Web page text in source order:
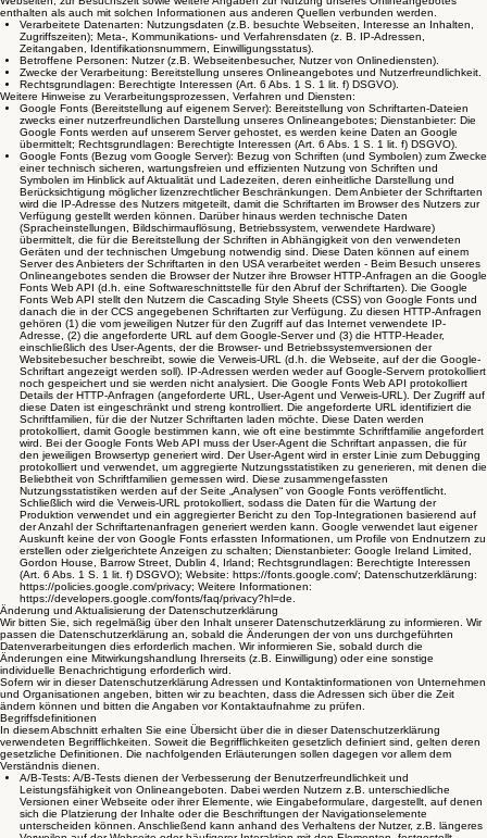
enthalten als auch mit solchen Informationen aus anderen Quellen verbunden werden.
Verarbeitete Datenarten: Nutzungsdaten (z.B. besuchte Webseiten, Interesse an Inhalten,
Zugriffszeiten); Meta-, Kommunikations- und Verfahrensdaten (z. B. IP-Adressen,
Zeitangaben, Identifikationsnummern, Einwilligungsstatus).
Betroffene Personen: Nutzer (z.B. Webseitenbesucher, Nutzer von Onlinediensten).
Zwecke der Verarbeitung: Bereitstellung unseres Onlineangebotes und Nutzerfreundlichkeit.
Rechtsgrundlagen: Berechtigte Interessen (Art. 6 Abs. 1 S. 1 lit. f) DSGVO).
Weitere Hinweise zu Verarbeitungsprozessen, Verfahren und Diensten:
Google Fonts (Bereitstellung auf eigenem Server): Bereitstellung von Schriftarten-Dateien
zwecks einer nutzerfreundlichen Darstellung unseres Onlineangebotes; Dienstanbieter: Die
Google Fonts werden auf unserem Server gehostet, es werden keine Daten an Google
übermittelt; Rechtsgrundlagen: Berechtigte Interessen (Art. 6 Abs. 1 S. 1 lit. f) DSGVO).
Google Fonts (Bezug vom Google Server): Bezug von Schriften (und Symbolen) zum Zwecke
einer technisch sicheren, wartungsfreien und effizienten Nutzung von Schriften und
Symbolen im Hinblick auf Aktualität und Ladezeiten, deren einheitliche Darstellung und
Berücksichtigung möglicher lizenzrechtlicher Beschränkungen. Dem Anbieter der Schriftarten
wird die IP-Adresse des Nutzers mitgeteilt, damit die Schriftarten im Browser des Nutzers zur
Verfügung gestellt werden können. Darüber hinaus werden technische Daten
(Spracheinstellungen, Bildschirmauflösung, Betriebssystem, verwendete Hardware)
übermittelt, die für die Bereitstellung der Schriften in Abhängigkeit von den verwendeten
Geräten und der technischen Umgebung notwendig sind. Diese Daten können auf einem
Server des Anbieters der Schriftarten in den USA verarbeitet werden - Beim Besuch unseres
Onlineangebotes senden die Browser der Nutzer ihre Browser HTTP-Anfragen an die Google
Fonts Web API (d.h. eine Softwareschnittstelle für den Abruf der Schriftarten). Die Google
Fonts Web API stellt den Nutzern die Cascading Style Sheets (CSS) von Google Fonts und
danach die in der CCS angegebenen Schriftarten zur Verfügung. Zu diesen HTTP-Anfragen
gehören (1) die vom jeweiligen Nutzer für den Zugriff auf das Internet verwendete IP-
Adresse, (2) die angeforderte URL auf dem Google-Server und (3) die HTTP-Header,
einschließlich des User-Agents, der die Browser- und Betriebssystemversionen der
Websitebesucher beschreibt, sowie die Verweis-URL (d.h. die Webseite, auf der die Google-
Schriftart angezeigt werden soll). IP-Adressen werden weder auf Google-Servern protokolliert
noch gespeichert und sie werden nicht analysiert. Die Google Fonts Web API protokolliert
Details der HTTP-Anfragen (angeforderte URL, User-Agent und Verweis-URL). Der Zugriff auf
diese Daten ist eingeschränkt und streng kontrolliert. Die angeforderte URL identifiziert die
Schriftfamilien, für die der Nutzer Schriftarten laden möchte. Diese Daten werden
protokolliert, damit Google bestimmen kann, wie oft eine bestimmte Schriftfamilie angefordert
wird. Bei der Google Fonts Web API muss der User-Agent die Schriftart anpassen, die für
den jeweiligen Browsertyp generiert wird. Der User-Agent wird in erster Linie zum Debugging
protokolliert und verwendet, um aggregierte Nutzungsstatistiken zu generieren, mit denen die
Beliebtheit von Schriftfamilien gemessen wird. Diese zusammengefassten
Nutzungsstatistiken werden auf der Seite „Analysen“ von Google Fonts veröffentlicht.
Schließlich wird die Verweis-URL protokolliert, sodass die Daten für die Wartung der
Produktion verwendet und ein aggregierter Bericht zu den Top-Integrationen basierend auf
der Anzahl der Schriftartenanfragen generiert werden kann. Google verwendet laut eigener
Auskunft keine der von Google Fonts erfassten Informationen, um Profile von Endnutzern zu
erstellen oder zielgerichtete Anzeigen zu schalten; Dienstanbieter: Google Ireland Limited,
Gordon House, Barrow Street, Dublin 4, Irland; Rechtsgrundlagen: Berechtigte Interessen
(Art. 6 Abs. 1 S. 1 lit. f) DSGVO); Website: https://fonts.google.com/; Datenschutzerklärung:
https://policies.google.com/privacy; Weitere Informationen:
https://developers.google.com/fonts/faq/privacy?hl=de.
Änderung und Aktualisierung der Datenschutzerklärung
Wir bitten Sie, sich regelmäßig über den Inhalt unserer Datenschutzerklärung zu informieren. Wir
passen die Datenschutzerklärung an, sobald die Änderungen der von uns durchgeführten
Datenverarbeitungen dies erforderlich machen. Wir informieren Sie, sobald durch die
Änderungen eine Mitwirkungshandlung Ihrerseits (z.B. Einwilligung) oder eine sonstige
individuelle Benachrichtigung erforderlich wird.
Sofern wir in dieser Datenschutzerklärung Adressen und Kontaktinformationen von Unternehmen
und Organisationen angeben, bitten wir zu beachten, dass die Adressen sich über die Zeit
ändern können und bitten die Angaben vor Kontaktaufnahme zu prüfen.
Begriffsdefinitionen
In diesem Abschnitt erhalten Sie eine Übersicht über die in dieser Datenschutzerklärung
verwendeten Begrifflichkeiten. Soweit die Begrifflichkeiten gesetzlich definiert sind, gelten deren
gesetzliche Definitionen. Die nachfolgenden Erläuterungen sollen dagegen vor allem dem
Verständnis dienen.
A/B-Tests: A/B-Tests dienen der Verbesserung der Benutzerfreundlichkeit und
Leistungsfähigkeit von Onlineangeboten. Dabei werden Nutzern z.B. unterschiedliche
Versionen einer Webseite oder ihrer Elemente, wie Eingabeformulare, dargestellt, auf denen
sich die Platzierung der Inhalte oder die Beschriftungen der Navigationselemente
unterscheiden können. Anschließend kann anhand des Verhaltens der Nutzer, z.B. längeres